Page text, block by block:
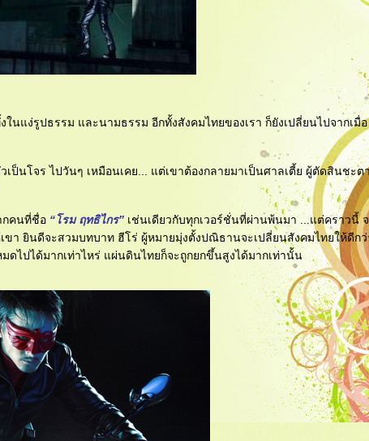
แง่รูปธรรม และนามธรรม อีกทั้งสังคมไทยของเรา ก็ยังเปลี่ยนไปจากเมื่
นโจร ไปวันๆ เหมือนเคย... แต่เขาต้องกลายมาเป็นศาลเตี้ย ผู้ตัดสินชะต
กคนที่ชื่อ “โรม ฤทธิไกร” เช่นเดียวกับทุกเวอร์ชั่นที่ผ่านพ้นมา ...แต่คราวนี้
า ยินดีจะสวมบทบาท ฮีโร่ ผู้หมายมุ่งตั้งปณิธานจะเปลี่ยนสังคมไทยให้ดีก
ดไปได้มากเท่าไหร่ แผ่นดินไทยก็จะถูกยกขึ้นสูงได้มากเท่านั้น